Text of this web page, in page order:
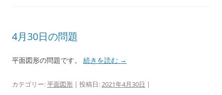
4月30日の問題
平面図形の問題です。 続きを読む →
カテゴリー:平面図形 | 投稿日:2021年4月30日 |